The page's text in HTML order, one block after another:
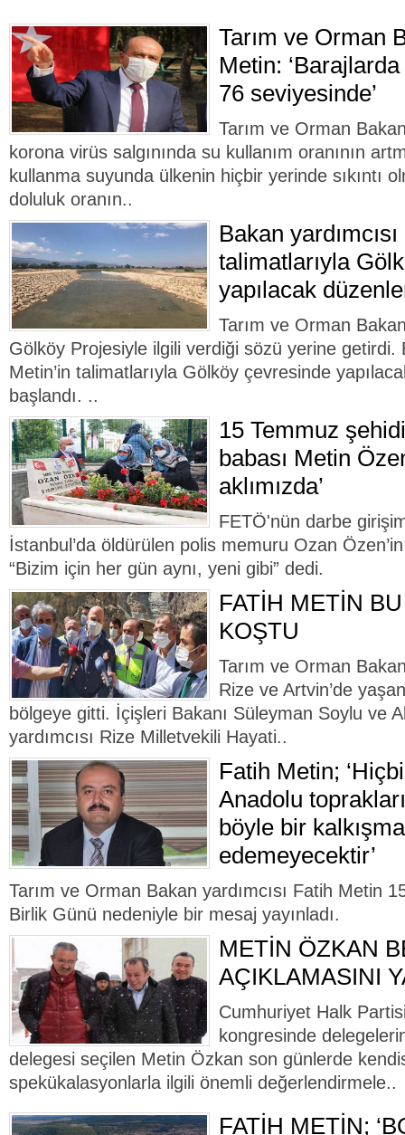
Tarım ve Orman
Metin:
76 seviyesinde’
Tarım ve Orman
korona virüs salgınında su kullanım oranının
kullanma suyunda ülkenin hiçbir yerinde sıkıntı
doluluk oranın..
Bakan
talimatlarıyla
yapılacak
Tarım ve Orman
Gölköy Projesiyle ilgili verdiği sözü yerine getirdi.
Metin’in talimatlarıyla Gölköy çevresinde
başlandı. ..
15 Temmuz
babası Metin
aklımızda’
FETÖ'nün darbe
İstanbul’da öldürülen polis memuru Ozan
“Bizim için her gün aynı, yeni gibi” dedi.
FATİH METİN
KOŞTU
Tarım ve Orman
Rize ve Artvin’de
bölgeye gitti. İçişleri Bakanı Süleyman Soylu ve
yardımcısı Rize Milletvekili Hayati..
Fatih Metin;
Anadolu
böyle bir
edemeyecektir’
Tarım ve Orman Bakan yardımcısı Fatih Metin
Birlik Günü nedeniyle bir mesaj yayınladı.
METİN ÖZKAN
AÇIKLAMASINI
Cumhuriyet Halk
kongresinde
delegesi seçilen Metin Özkan son günlerde
spekükalasyonlarla ilgili önemli değerlendirmele..
FATİH METİN;